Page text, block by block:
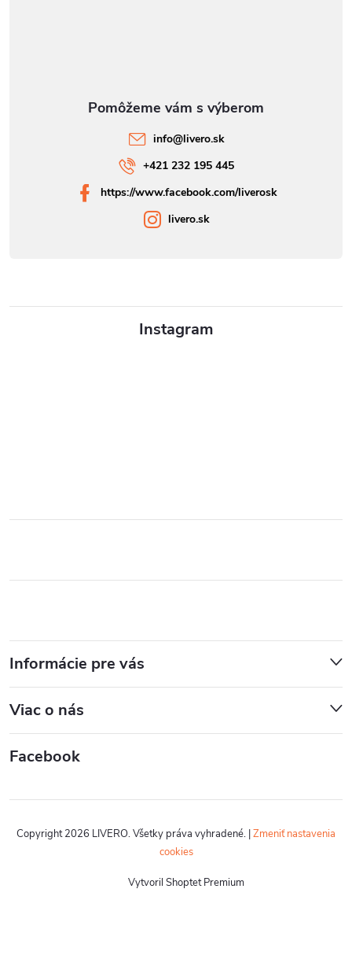
Instagram
Informácie pre vás
Viac o nás
Facebook
info@livero.sk
+421 232 195 445
https://www.facebook.com/liverosk
livero.sk
Vytvoril Shoptet Premium
Copyright 2026 LIVERO. Všetky práva vyhradené. |Zmeniť nastavenia
cookies